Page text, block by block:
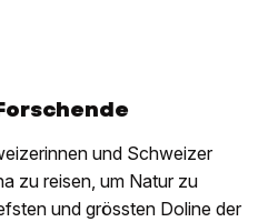
und Schweizer
zu reisen, um Natur zu
und grössten Doline der